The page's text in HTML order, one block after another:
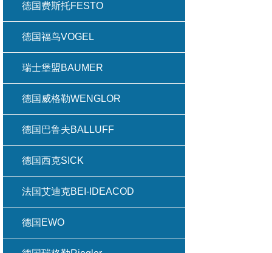
德国费斯托FESTO
德国福鸟VOGEL
瑞士堡盟BAUMER
德国威格勒WENGLOR
德国巴鲁夫BALLUFF
德国西克SICK
法国艾迪克BEI-IDEACOD
德国EWO